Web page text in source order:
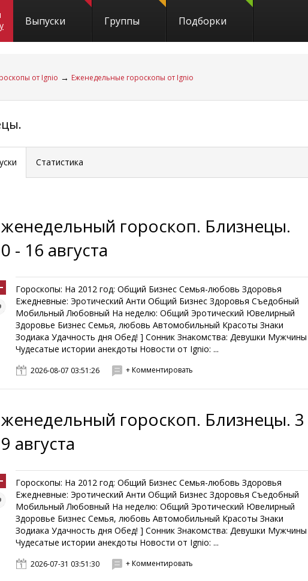
Выпуски Группы Подборки
от Ignio → Еженедельные гороскопы от Ignio
Статистика
гороскоп. Близнецы.
- 16 августа
Гороскопы: На 2012 год: Общий Бизнес Семья-любовь Здоровья
Ежедневные: Эротический Анти Общий Бизнес Здоровья Съедобный
Мобильный Любовный На неделю: Общий Эротический Ювелирный
Здоровье Бизнес Семья, любовь Автомобильный Красоты Знаки
Зодиака Удачность дня Обед! ] Сонник Знакомства: Девушки Мужчины
Чудесатые истории анекдоты Новости от Ignio: ...
2026-08-07 03:51:26 + Комментировать
гороскоп. Близнецы. 3
августа
Гороскопы: На 2012 год: Общий Бизнес Семья-любовь Здоровья
Ежедневные: Эротический Анти Общий Бизнес Здоровья Съедобный
Мобильный Любовный На неделю: Общий Эротический Ювелирный
Здоровье Бизнес Семья, любовь Автомобильный Красоты Знаки
Зодиака Удачность дня Обед! ] Сонник Знакомства: Девушки Мужчины
Чудесатые истории анекдоты Новости от Ignio: ...
2026-07-31 03:51:30 + Комментировать